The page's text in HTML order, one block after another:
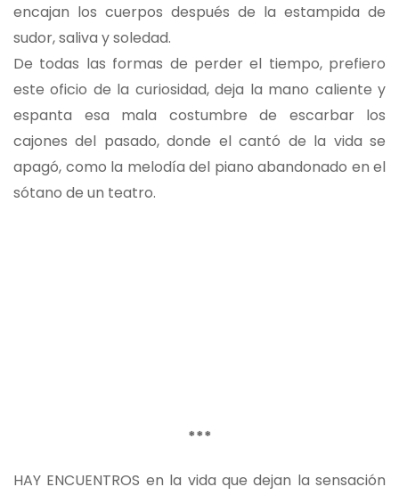
encajan los cuerpos después de la estampida de
sudor, saliva y soledad.
De todas las formas de perder el tiempo, prefiero
este oficio de la curiosidad, deja la mano caliente y
espanta esa mala costumbre de escarbar los
cajones del pasado, donde el cantó de la vida se
apagó, como la melodía del piano abandonado en el
sótano de un teatro.
***
HAY ENCUENTROS en la vida que dejan la sensación